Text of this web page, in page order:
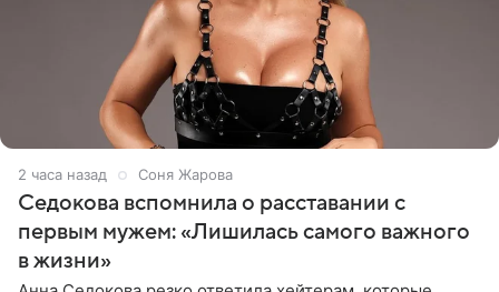
2 часа назад Соня Жарова
Седокова вспомнила о расставании с
первым мужем: «Лишилась самого важного
в жизни»